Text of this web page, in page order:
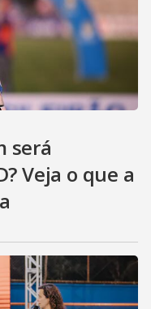
será
Veja o que a